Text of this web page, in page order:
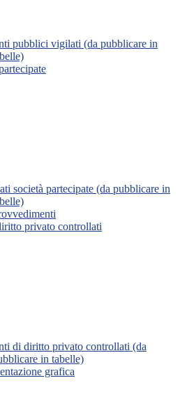
pubblici vigilati (da pubblicare in
società partecipate (da pubblicare in
privato controllati
di diritto privato controllati (da
in tabelle)
grafica